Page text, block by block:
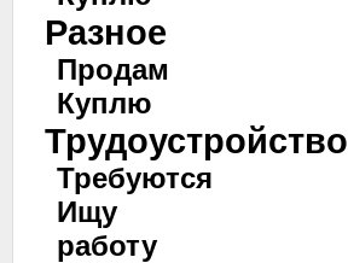
Разное
Продам
Куплю
Трудоустройство
Требуются
Ищу
работу